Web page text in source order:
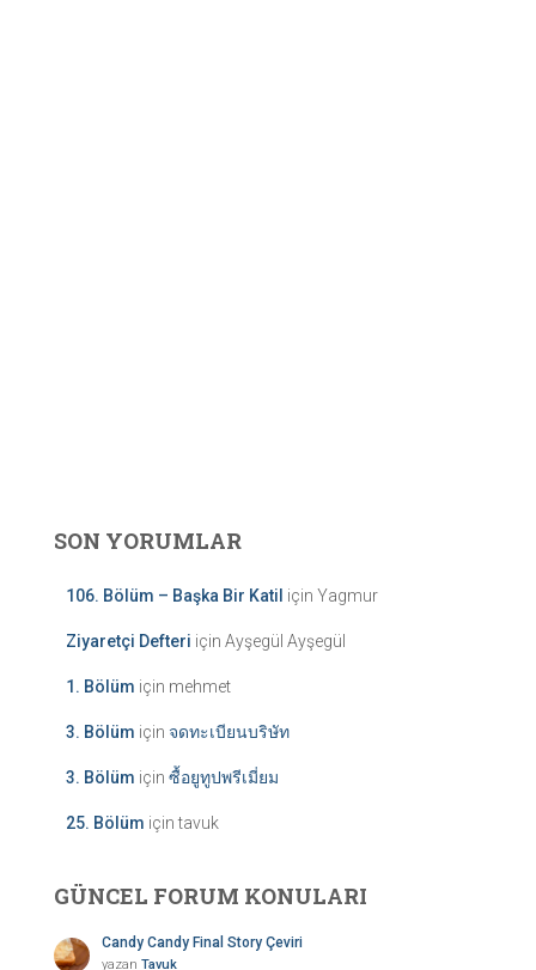
SON YORUMLAR
106. Bölüm – Başka Bir Katil için Yagmur
Ziyaretçi Defteri için Ayşegül Ayşegül
1. Bölüm için mehmet
3. Bölüm için จดทะเบียนบริษัท
3. Bölüm için ซื้อยูทูปพรีเมี่ยม
25. Bölüm içintavuk
GÜNCEL FORUM KONULARI
Candy Candy Final Story Çeviri
yazan Tavuk